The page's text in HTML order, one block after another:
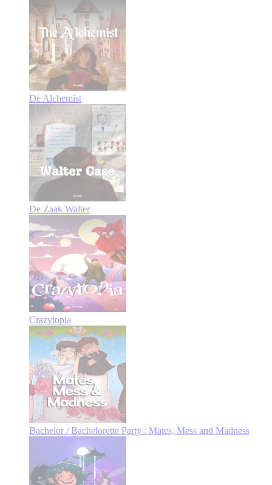
De Alchemist
De Zaak Walter
Crazytopia
Bachelor / Bachelorette Party : Mates, Mess and Madness